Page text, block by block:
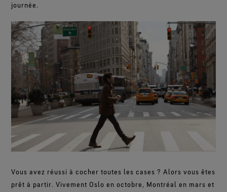
journée.
Vous avez réussi à cocher toutes les cases ? Alors vous êtes
prêt à partir. Vivement Oslo en octobre, Montréal en mars et